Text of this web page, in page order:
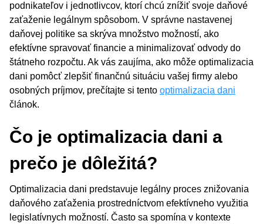
podnikateľov i jednotlivcov, ktorí chcú znížiť svoje daňové
zaťaženie legálnym spôsobom. V správne nastavenej
daňovej politike sa skrýva množstvo možností, ako
efektívne spravovať financie a minimalizovať odvody do
štátneho rozpočtu. Ak vás zaujíma, ako môže optimalizacia
dani pomôcť zlepšiť finančnú situáciu vašej firmy alebo
osobných príjmov, prečítajte si tento optimalizacia dani
článok.
Čo je optimalizacia dani a
prečo je dôležitá?
Optimalizacia dani predstavuje legálny proces znižovania
daňového zaťaženia prostredníctvom efektívneho využitia
legislatívnych možností. Často sa spomína v kontexte